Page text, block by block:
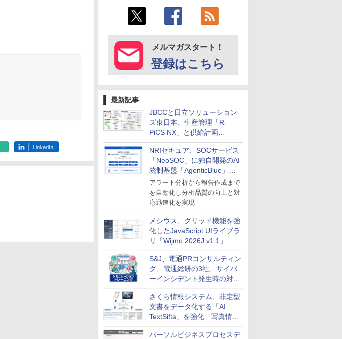
メルマガスタート！
登録はこちら
最新記事
JBCCと日立ソリューション
ズ東日本、生産管理「R-
PiCS NX」と供給計画
「scSQUARE ISP」の連携サ
ービスを提供開始
NRIセキュア、SOCサービス
「NeoSOC」に独自開発のAI
統制基盤「AgenticBlue」を
導入
アラート分析から報告作成まで
を自動化し分析品質の向上と対
応迅速化を実現
メシウス、グリッド機能を強
化したJavaScript UIライブラ
リ「Wijmo 2026J v1.1」
S&J、電通PRコンサルティン
グ、電通総研の3社、サイバ
ーインシデント発生時の対応
と危機管理広報を一体的に訓
練するプログラムを提供
さくら情報システム、非定型
文書をデータ化する「AI
TextSifta」を強化 写真情報
のデータ化などに対応
パーソルビジネスプロセスデ
LinkedIn